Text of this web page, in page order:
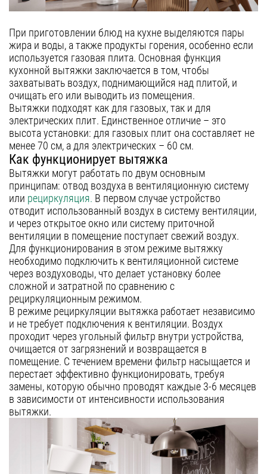
козырьковые
аксессуары
Гарантия
Сервис
Контакты
Москва
Екатеринбург
Казань
Нижний Новгород
Новосибирск
Санкт-Петербург
Челябинск
Краснодар
Самара
Уфа
Воронеж
Красноярск
Ростов-на-Дону
Омск
Пермь
Волгоград
8 (800) 555-12-55
пн-пт 09:00–18:00
При приготовлении блюд на кухне выделяются пары
жира и воды, а также продукты горения, особенно если
используется газовая плита. Основная функция
кухонной вытяжки заключается в том, чтобы
захватывать воздух, поднимающийся над плитой, и
очищать его или выводить из помещения.
Вытяжки подходят как для газовых, так и для
электрических плит. Единственное отличие – это
высота установки: для газовых плит она составляет не
менее 70 см, а для электрических – 60 см.
Как функционирует вытяжка
Вытяжки могут работать по двум основным
принципам: отвод воздуха в вентиляционную систему
или рециркуляция. В первом случае устройство
отводит использованный воздух в систему вентиляции,
и через открытое окно или систему приточной
вентиляции в помещение поступает свежий воздух.
Для функционирования в этом режиме вытяжку
необходимо подключить к вентиляционной системе
через воздуховоды, что делает установку более
сложной и затратной по сравнению с
рециркуляционным режимом.
В режиме рециркуляции вытяжка работает независимо
и не требует подключения к вентиляции. Воздух
проходит через угольный фильтр внутри устройства,
очищается от загрязнений и возвращается в
помещение. С течением времени фильтр насыщается и
перестает эффективно функционировать, требуя
замены, которую обычно проводят каждые 3-6 месяцев
в зависимости от интенсивности использования
вытяжки.